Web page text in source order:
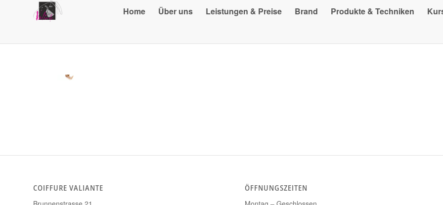
Home Über uns Leistungen & Preise Brand Produkte & Techniken
COIFFURE VALIANTE ÖFFNUNGSZEITEN